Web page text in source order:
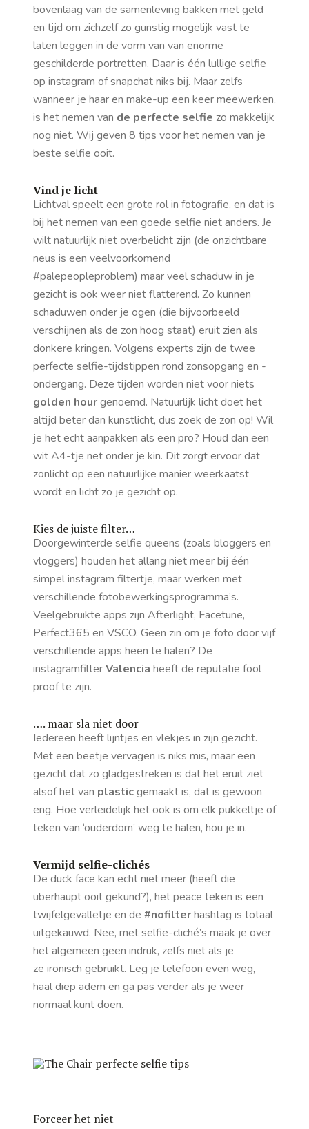
bovenlaag van de samenleving bakken met geld
en tijd om zichzelf zo gunstig mogelijk vast te
laten leggen in de vorm van van enorme
geschilderde portretten. Daar is één lullige selfie
op instagram of snapchat niks bij. Maar zelfs
wanneer je haar en make-up een keer meewerken,
is het nemen van de perfecte selfie zo makkelijk
nog niet. Wij geven 8 tips voor het nemen van je
beste selfie ooit.
Vind je licht
Lichtval speelt een grote rol in fotografie, en dat is
bij het nemen van een goede selfie niet anders. Je
wilt natuurlijk niet overbelicht zijn (de onzichtbare
neus is een veelvoorkomend
#palepeopleproblem) maar veel schaduw in je
gezicht is ook weer niet flatterend. Zo kunnen
schaduwen onder je ogen (die bijvoorbeeld
verschijnen als de zon hoog staat) eruit zien als
donkere kringen. Volgens experts zijn de twee
perfecte selfie-tijdstippen rond zonsopgang en -
ondergang. Deze tijden worden niet voor niets
golden hourgenoemd. Natuurlijk licht doet het
altijd beter dan kunstlicht, dus zoek de zon op! Wil
je het echt aanpakken als een pro? Houd dan een
wit A4-tje net onder je kin. Dit zorgt ervoor dat
zonlicht op een natuurlijke manier weerkaatst
wordt en licht zo je gezicht op.
Kies de juiste filter…
Doorgewinterde selfie queens (zoals bloggers en
vloggers) houden het allang niet meer bij één
simpel instagram filtertje, maar werken met
verschillende fotobewerkingsprogramma’s.
Veelgebruikte apps zijn Afterlight, Facetune,
Perfect365 en VSCO. Geen zin om je foto door vijf
verschillende apps heen te halen? De
instagramfilterValencia heeft de reputatie fool
proofte zijn.
…. maar sla niet door
Iedereen heeft lijntjes en vlekjes in zijn gezicht.
Met een beetje vervagen is niks mis, maar een
gezicht dat zo gladgestreken is dat het eruit ziet
alsof het van plasticgemaakt is, dat is gewoon
eng. Hoe verleidelijk het ook is om elk pukkeltje of
teken van ‘ouderdom’ weg te halen, hou je in.
Vermijd selfie-clichés
De duck face kan echt niet meer (heeft die
überhaupt ooit gekund?), het peace teken is een
twijfelgevalletje en de #nofilterhashtag is totaal
uitgekauwd. Nee, met selfie-cliché’s maak je over
het algemeen geen indruk, zelfs niet als je
ze ironisch gebruikt. Leg je telefoon even weg,
haal diep adem en ga pas verder als je weer
normaal kunt doen.
Forceer het niet